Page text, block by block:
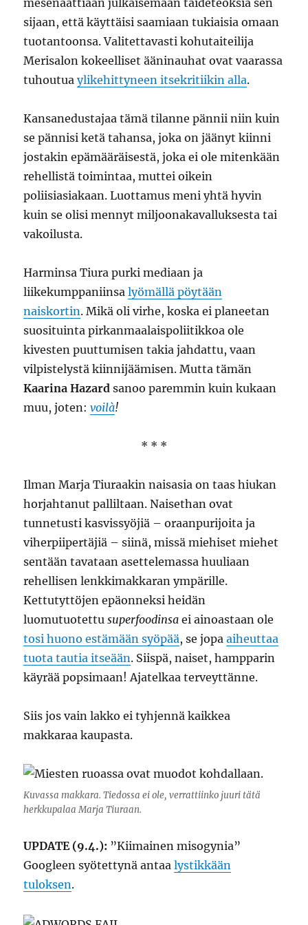
mesenaattiaan julkaisemaan taideteoksia sen
sijaan, että käyttäisi saamiaan tukiaisia omaan
tuotantoonsa. Valitettavasti kohutaiteilija
Merisalon kokeelliset ääninauhat ovat vaarassa
tuhoutuaylikehittyneen itsekritiikin alla.
Kansanedustajaa tämä tilanne pännii niin kuin
se pännisi ketä tahansa, joka on jäänyt kiinni
jostakin epämääräisestä, joka ei ole mitenkään
rehellistä toimintaa, muttei oikein
poliisiasiakaan. Luottamus meni yhtä hyvin
kuin se olisi mennyt miljoonakavalluksesta tai
vakoilusta.
Harminsa Tiura purki mediaan ja
liikekumppaniinsalyömällä pöytään
naiskortin. Mikä oli virhe, koska ei planeetan
suosituinta pirkanmaalaispoliitikkoa ole
kivesten puuttumisen takia jahdattu, vaan
vilpistelystä kiinnijäämisen. Mutta tämän
Kaarina Hazard sanoo paremmin kuin kukaan
muu, joten:voilà!
* * *
Ilman Marja Tiuraakin naisasia on taas hiukan
horjahtanut palliltaan. Naisethan ovat
tunnetusti kasvissyöjiä – oraanpurijoita ja
viherpiipertäjiä – siinä, missä miehiset miehet
sentään tavataan asettelemassa huuliaan
rehellisen lenkkimakkaran ympärille.
Kettutyttöjen epäonneksi heidän
luomutuotettusuperfoodinsa ei ainoastaan ole
tosi huono estämään syöpää, se jopaaiheuttaa
tuota tautia itseään. Siispä, naiset, hampparin
käyrää popsimaan! Ajatelkaa terveyttänne.
Siis jos vain lakko ei tyhjennä kaikkea
makkaraa kaupasta.
Kuvassa makkara. Tiedossa ei ole, verrattiinko juuri tätä
herkkupalaa Marja Tiuraan.
UPDATE (9.4.): ”Kiimainen misogynia”
Googleen syötettynä antaalystikkään
tuloksen.